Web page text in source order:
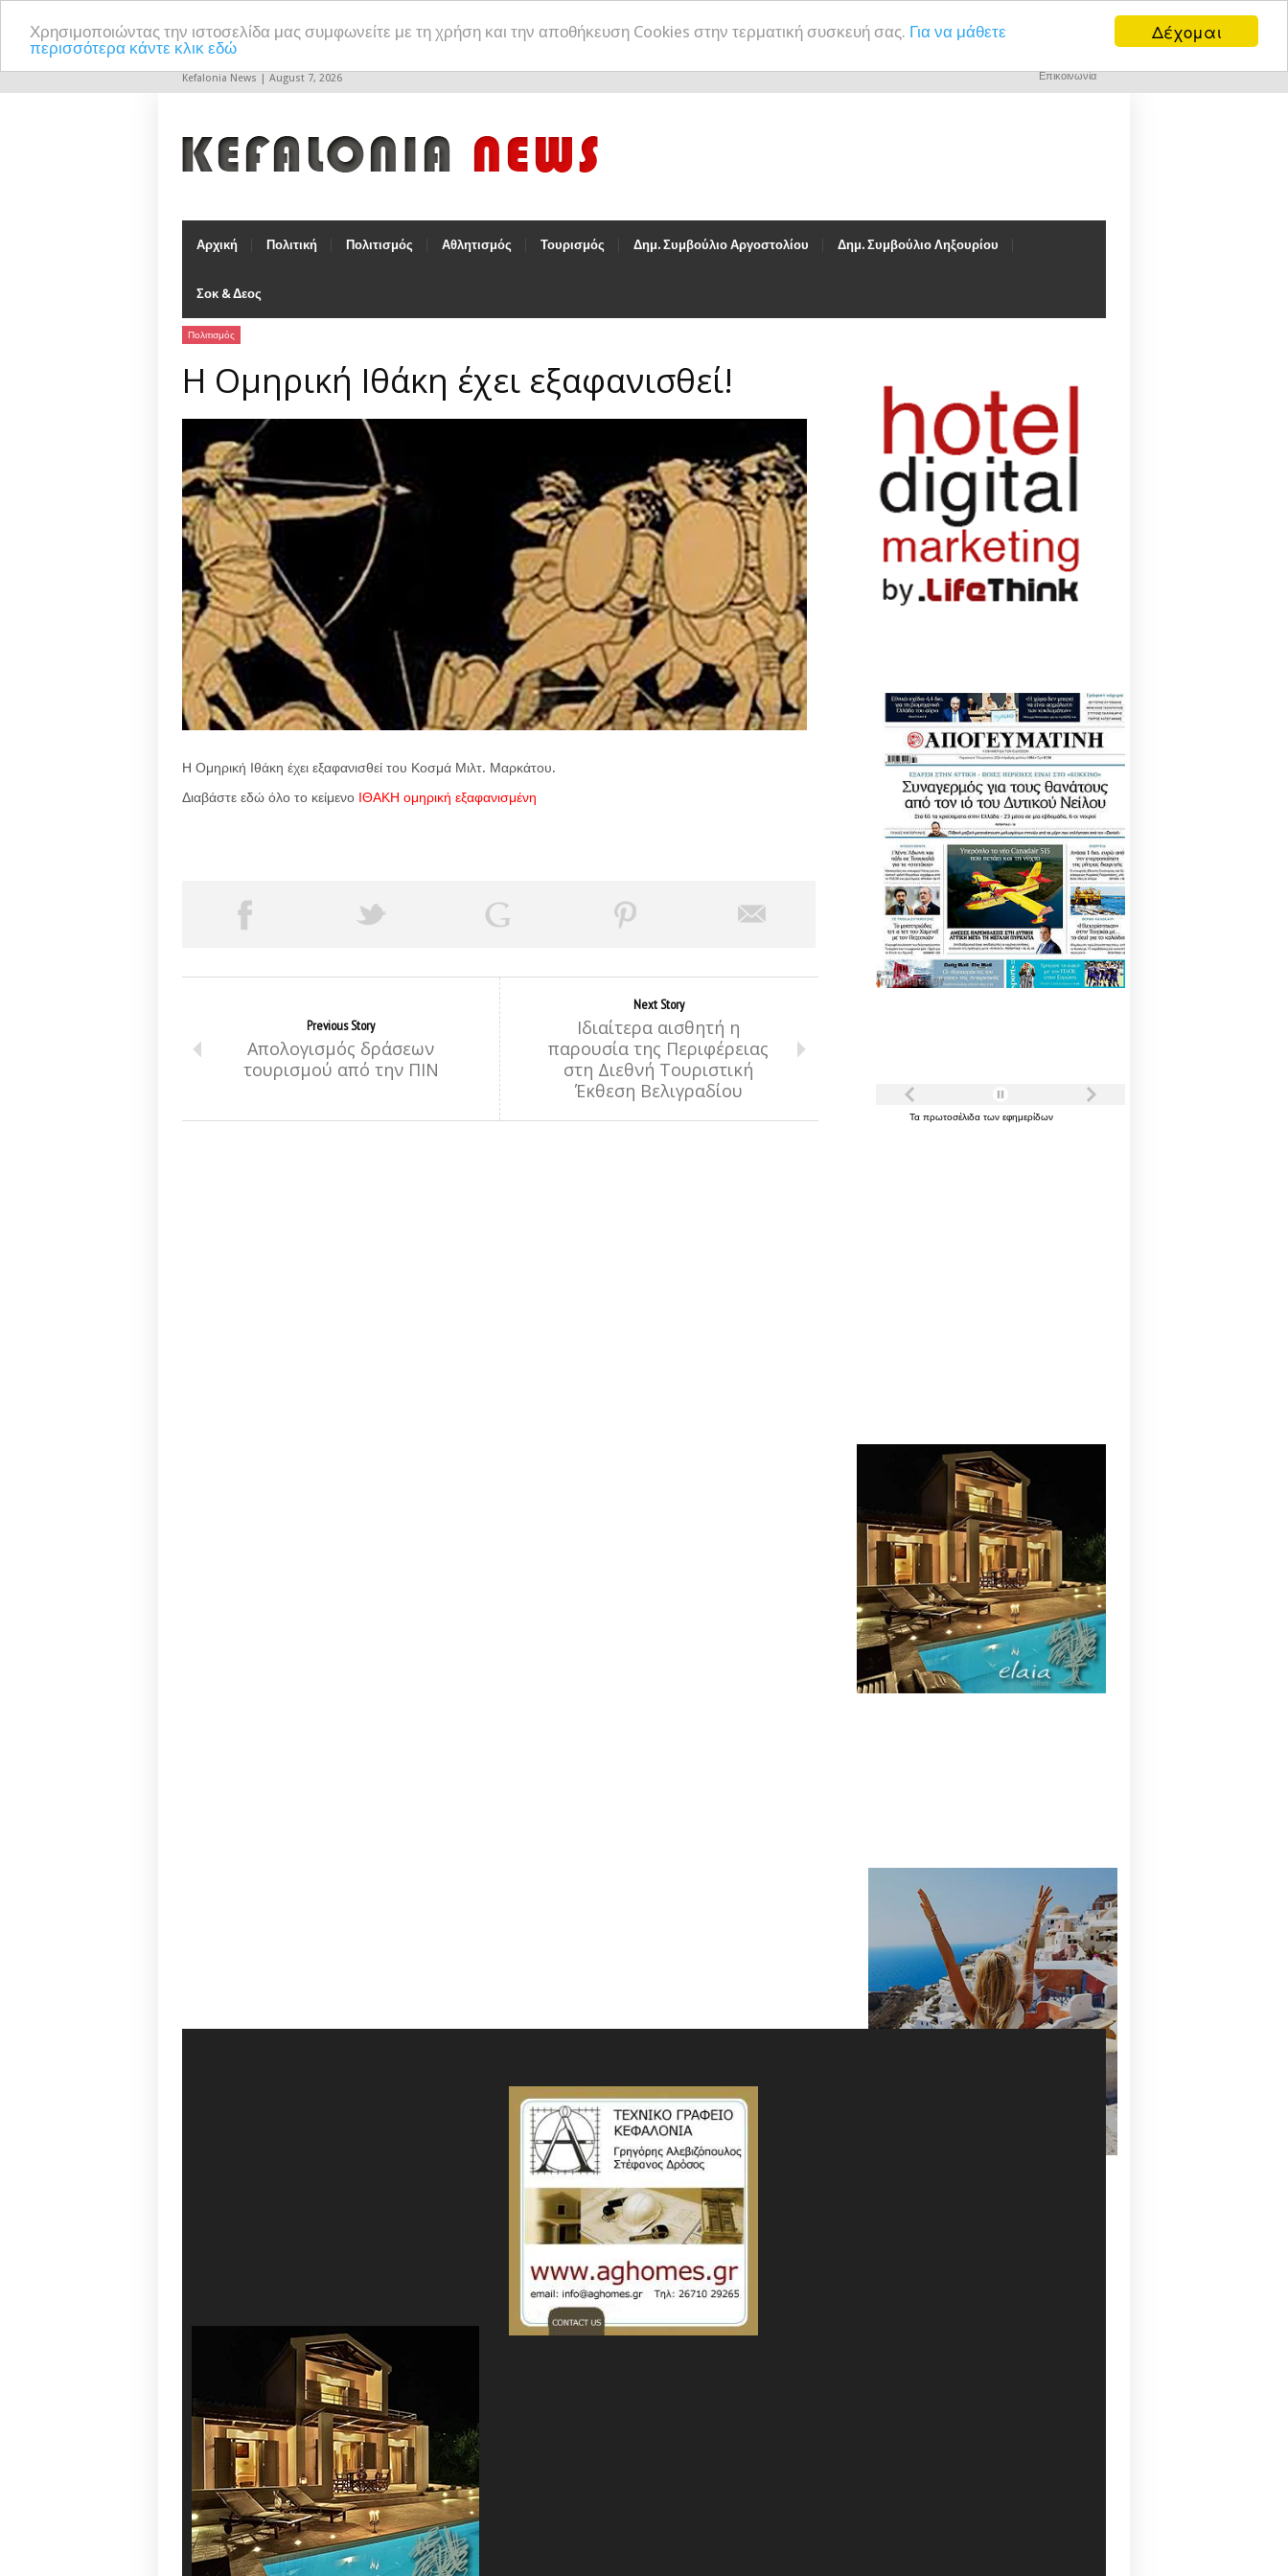
Δέχομαι
Χρησιμοποιώντας την ιστοσελίδα μας συμφωνείτε με τη χρήση και την αποθήκευση Cookies στην τερματική συσκευή σας. Για να μάθετε
περισσότερα κάντε κλικ εδώ
Kefalonia News | August 7, 2026 Επικοινωνία
Αρχική Πολιτική Πολιτισμός Αθλητισμός Τουρισμός Δημ. Συμβούλιο Αργοστολίου Δημ. Συμβούλιο Ληξουρίου
Σοκ & Δεος
Πολιτισμός
Η Ομηρική Ιθάκη έχει εξαφανισθεί!
Η Ομηρική Ιθάκη έχει εξαφανισθεί του Κοσμά Μιλτ. Μαρκάτου.
Διαβάστε εδώ όλο το κείμενο ΙΘΑΚΗ ομηρική εξαφανισμένη
Previous Story
Απολογισμός δράσεων
τουρισμού από την ΠΙΝ
Next Story
Ιδιαίτερα αισθητή η
παρουσία της Περιφέρειας
στη Διεθνή Τουριστική
Έκθεση Βελιγραδίου
Τα πρωτοσέλιδα των εφημερίδων